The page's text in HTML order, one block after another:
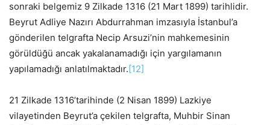
sonraki belgemiz 9 Zilkade 1316 (21 Mart 1899) tarihlidir.
Beyrut Adliye Nazırı Abdurrahman imzasıyla İstanbul’a
gönderilen telgrafta Necip Arsuzi’nin mahkemesinin
görüldüğü ancak yakalanamadığı için yargılamanın
yapılamadığı anlatılmaktadır. [12]
21 Zilkade 1316’tarihinde (2 Nisan 1899) Lazkiye
vilayetinden Beyrut’a çekilen telgrafta, Muhbir Sinan